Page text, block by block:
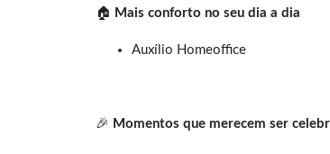
🏠 Mais conforto no seu dia a dia
Auxílio Homeoffice
🎉 Momentos que merecem ser